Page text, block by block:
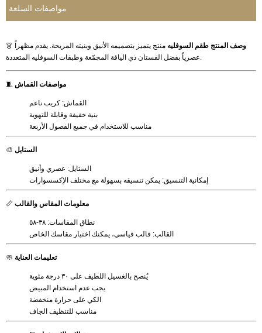
مواصفات السلعة
👗 وصف المنتج طقم السوفليه منتج يتميز بتصميمه الأنيق وبنيته المريحة. يقدم مظهراً
عصرياً بفضل الفستان ذي الياقة المجمّعة وطبقات السوفليه المتعددة.
🧵 مواصفات القماش
القماش: كريب ناعم
بنية خفيفة وقابلة للتهوية
مناسب للاستخدام في جميع الفصول الأربعة
🎨 الستايل
الستايل: عصري وأنيق
إمكانية التنسيق: يمكن تنسيقه بسهولة مع مختلف الإكسسوارات
📏 معلومات المقاس والقالب
نطاق المقاسات: ٣٨-٥٨
القالب: قالب قياسي، يمكنك اختيار مقاسك الخاص
🧼 تعليمات العناية
يُنصح بالغسيل اللطيف على ٣٠ درجة مئوية
يجب عدم استخدام المبيض
الكي على حرارة منخفضة
مناسب للتنظيف الجاف